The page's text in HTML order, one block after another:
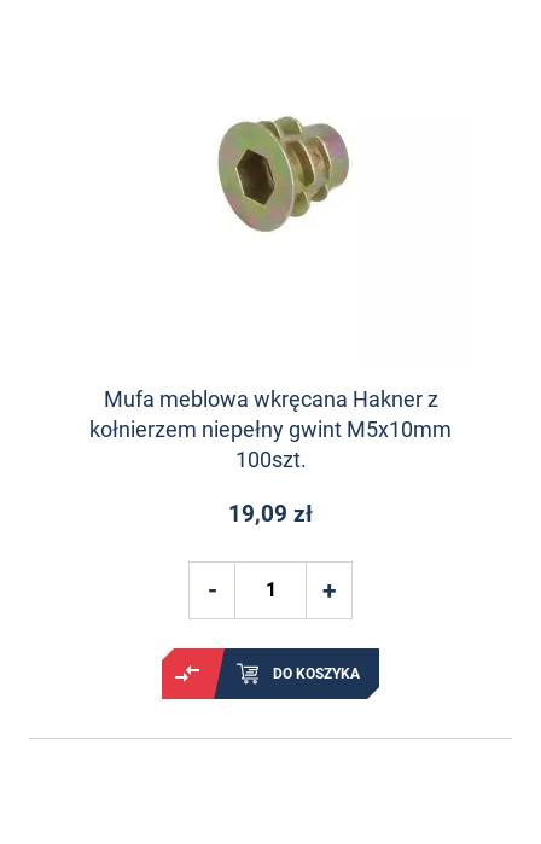
Mufa meblowa wkręcana Hakner z
kołnierzem niepełny gwint M5x10mm
100szt.
19,09 zł
DO KOSZYKA